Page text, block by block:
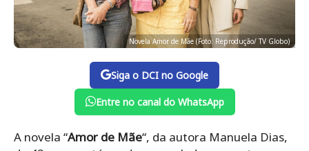
Novela Amor de Mãe (Foto: Reprodução/ TV Globo)
Siga o DCI no Google
Entre no canal do WhatsApp
A novela “Amor de Mãe“, da autora Manuela Dias,